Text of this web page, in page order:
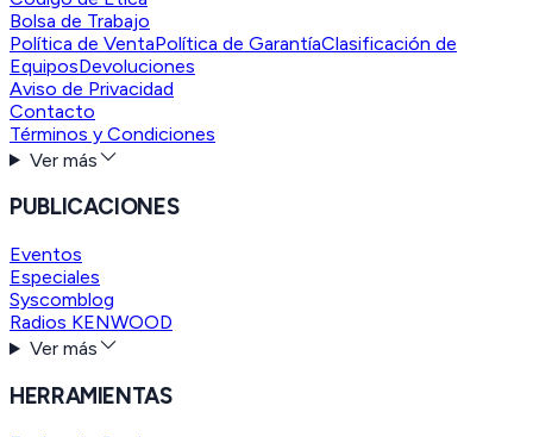
Bolsa de Trabajo
Política de VentaPolítica de GarantíaClasificación de
EquiposDevoluciones
Aviso de Privacidad
Contacto
Términos y Condiciones
Ver más
PUBLICACIONES
Eventos
Especiales
Syscomblog
Radios KENWOOD
Ver más
HERRAMIENTAS